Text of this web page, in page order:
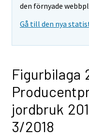
den förnyade
Gå till den nya
Figurbilaga
jordbruk
3/2018